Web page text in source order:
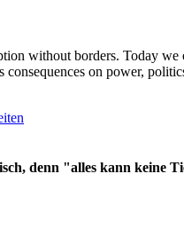
without borders. Today we
on power,
denn "alles kann keine